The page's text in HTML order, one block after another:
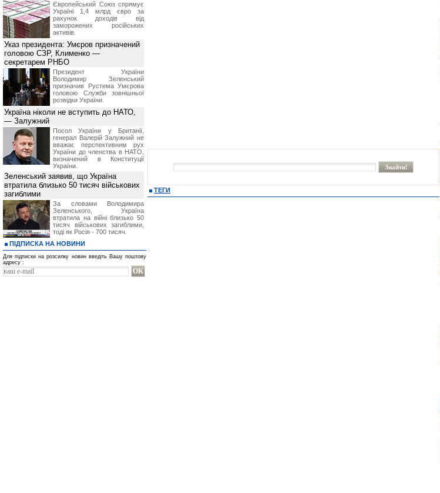
ТЕГИ
Європейський Союз спрямує
Україні 1,4 млрд євро за
рахунок доходів від
заморожених російських
активів.
Указ президента: Умєров призначений
головою СЗР, Клименко —
секретарем РНБО
Президент України
Володимир Зеленський
призначив Pустема Умєрова
головою Служби зовнішньої
розвідки України.
Україна ніколи не вступить до НАТО,
— Залужний
Посол України у Британії,
генерал Валерій Залужний не
вважає перспективним рух
України до членства в НАТО,
визначений в Конституції
України.
Зеленський заявив, що Україна
втратила близько 50 тисяч військових
загиблими
За словами Володимира
Зеленського, Україна
втратила на війні близько 50
тисяч військових загиблими,
тоді як Росія - 700 тисяч.
ПІДПИСКА НА НОВИНИ
Для підписки на розсилку новин введіть Вашу поштову
адресу :